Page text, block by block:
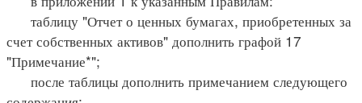
таблицу "Отчет о ценных бумагах, приобретенных за
счет собственных активов" дополнить графой 17
"Примечание*";
после таблицы дополнить примечанием следующего